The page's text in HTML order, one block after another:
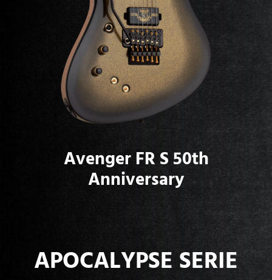
Avenger FR S 50th
Anniversary
APOCALYPSE SERIE